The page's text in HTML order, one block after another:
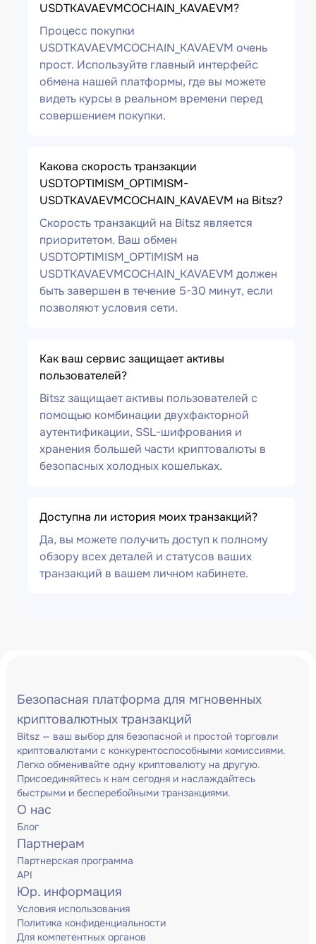
USDTKAVAEVMCOCHAIN_KAVAEVM?
Процесс покупки
USDTKAVAEVMCOCHAIN_KAVAEVM очень
прост. Используйте главный интерфейс
обмена нашей платформы, где вы можете
видеть курсы в реальном времени перед
совершением покупки.
Какова скорость транзакции
USDTOPTIMISM_OPTIMISM-
USDTKAVAEVMCOCHAIN_KAVAEVM на Bitsz?
Скорость транзакций на Bitsz является
приоритетом. Ваш обмен
USDTOPTIMISM_OPTIMISM на
USDTKAVAEVMCOCHAIN_KAVAEVM должен
быть завершен в течение 5-30 минут, если
позволяют условия сети.
Как ваш сервис защищает активы
пользователей?
Bitsz защищает активы пользователей с
помощью комбинации двухфакторной
аутентификации, SSL-шифрования и
хранения большей части криптовалюты в
безопасных холодных кошельках.
Доступна ли история моих транзакций?
Да, вы можете получить доступ к полному
обзору всех деталей и статусов ваших
транзакций в вашем личном кабинете.
Безопасная платформа для мгновенных
криптовалютных транзакций
Bitsz — ваш выбор для безопасной и простой торговли
криптовалютами с конкурентоспособными комиссиями.
Легко обменивайте одну криптовалюту на другую.
Присоединяйтесь к нам сегодня и наслаждайтесь
быстрыми и бесперебойными транзакциями.
О нас
Блог
Партнерам
Партнерская программа
API
Юр. информация
Условия использования
Политика конфиденциальности
Для компетентных органов